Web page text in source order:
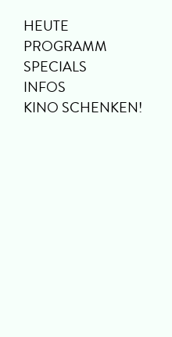
HEUTE
PROGRAMM
SPECIALS
INFOS
KINO SCHENKEN!